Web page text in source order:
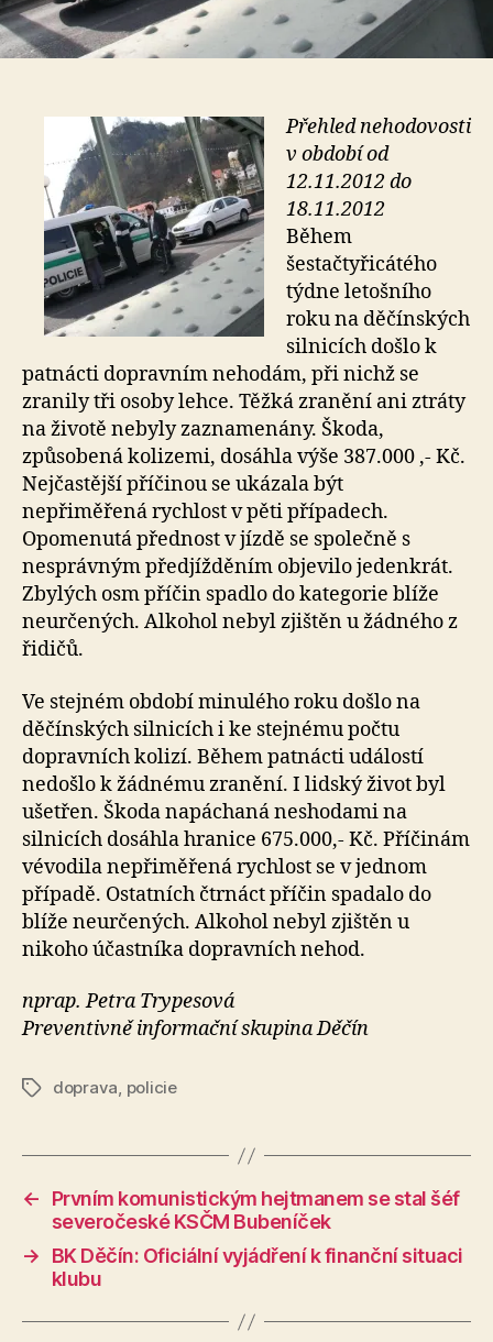
Přehled nehodovosti
v období od
12.11.2012 do
18.11.2012
Během
šestačtyřicátého
týdne letošního
roku na děčínských
silnicích došlo k
patnácti dopravním nehodám, při nichž se
zranily tři osoby lehce. Těžká zranění ani ztráty
na životě nebyly zaznamenány. Škoda,
způsobená kolizemi, dosáhla výše 387.000 ,- Kč.
Nejčastější příčinou se ukázala být
nepřiměřená rychlost v pěti případech.
Opomenutá přednost v jízdě se společně s
nesprávným předjížděním objevilo jedenkrát.
Zbylých osm příčin spadlo do kategorie blíže
neurčených. Alkohol nebyl zjištěn u žádného z
řidičů.
Ve stejném období minulého roku došlo na
děčínských silnicích i ke stejnému počtu
dopravních kolizí. Během patnácti událostí
nedošlo k žádnému zranění. I lidský život byl
ušetřen. Škoda napáchaná neshodami na
silnicích dosáhla hranice 675.000,- Kč. Příčinám
vévodila nepřiměřená rychlost se v jednom
případě. Ostatních čtrnáct příčin spadalo do
blíže neurčených. Alkohol nebyl zjištěn u
nikoho účastníka dopravních nehod.
nprap. Petra Trypesová
Preventivně informační skupina Děčín
Štítkydoprava, policie
←
Prvním komunistickým hejtmanem se stal šéf
severočeské KSČM Bubeníček
→
BK Děčín: Oficiální vyjádření k finanční situaci
klubu